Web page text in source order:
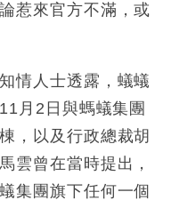
斥4億美元押注未上市公
惹來官方不滿，或
情人士透露，蟻蟻
月2日與螞蟻集團
，以及行政總裁胡
雲曾在當時提出，
集團旗下任何一個